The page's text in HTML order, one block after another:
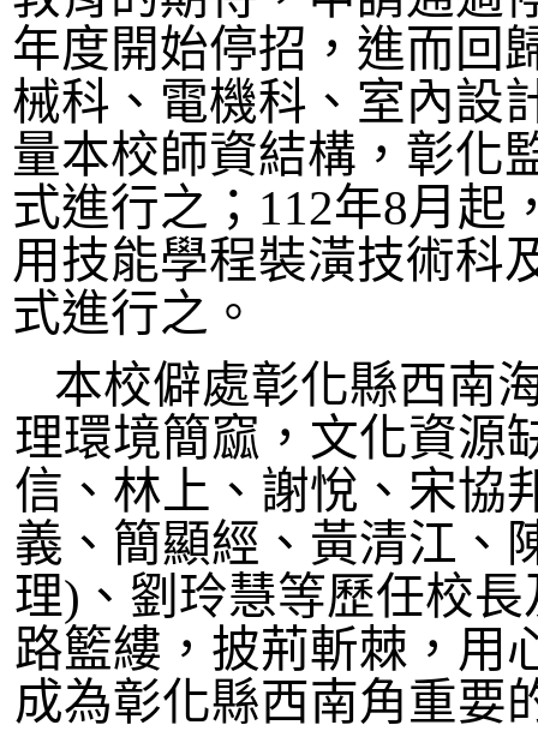
年度開始停招，進而回
械科、電機科、室內設
量本校師資結構，彰化
式進行之； 112年8月起
用技能學程裝潢技術科
式進行之。
本校僻處彰化縣西南
理環境簡窳，文化資源
信、林上、謝悅、宋協
義、簡顯經、黃清江、
理)、劉玲慧等歷任校
路籃縷，披荊斬棘，用
成為彰化縣西南角重要